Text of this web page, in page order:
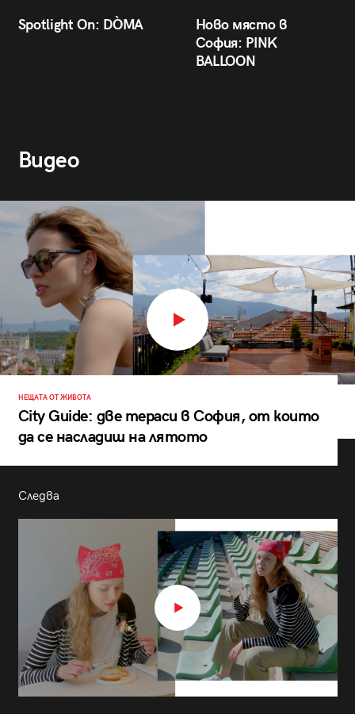
Spotlight On: DÒMA
Ново място в
София: PINK
BALLOON
Видео
НЕЩАТА ОТ ЖИВОТА
City Guide: две тераси в София, от които
да се насладиш на лятото
Следва